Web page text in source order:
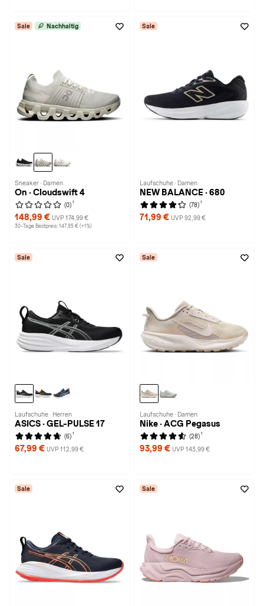
Sale Nachhaltig
Sneaker · Damen
On · Cloudswift 4
(0) 1
148,99 € UVP 174,99 €
30-Tage Bestpreis: 147,95 € (+1%)
Sale
Laufschuhe · Damen
NEW BALANCE · 680
(78) 1
71,99 € UVP 92,99 €
Sale
Laufschuhe · Herren
ASICS · GEL-PULSE 17
(6) 1
67,99 € UVP 112,99 €
Sale
Laufschuhe · Damen
Nike · ACG Pegasus
(28) 1
93,99 € UVP 143,99 €
Sale Sale